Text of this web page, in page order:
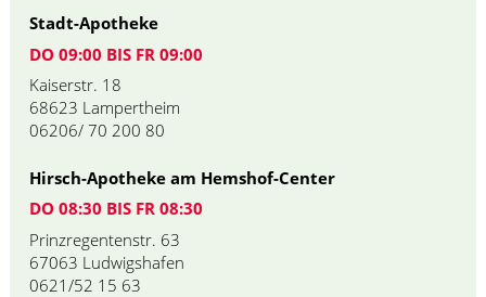
Stadt-Apotheke
DO 09:00 BIS FR 09:00
Kaiserstr. 18
68623 Lampertheim
06206/ 70 200 80
Hirsch-Apotheke am Hemshof-Center
DO 08:30 BIS FR 08:30
Prinzregentenstr. 63
67063 Ludwigshafen
0621/52 15 63